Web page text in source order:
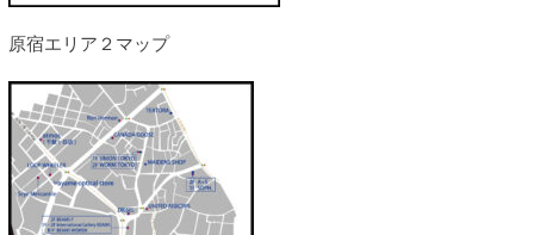
原宿エリア２マップ